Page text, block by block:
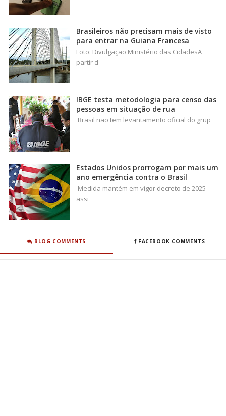
Brasileiros não precisam mais de visto
para entrar na Guiana Francesa
Foto: Divulgação Ministério das CidadesA
partir d
IBGE testa metodologia para censo das
pessoas em situação de rua
Brasil não tem levantamento oficial do grup
Estados Unidos prorrogam por mais um
ano emergência contra o Brasil
Medida mantém em vigor decreto de 2025
assi
BLOG COMMENTS FACEBOOK COMMENTS